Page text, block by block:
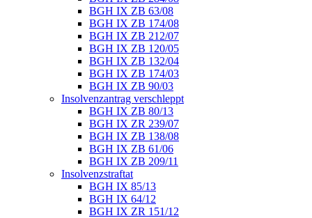
BGH IX ZB 63/08
BGH IX ZB 174/08
BGH IX ZB 212/07
BGH IX ZB 120/05
BGH IX ZB 132/04
BGH IX ZB 174/03
BGH IX ZB 90/03
Insolvenzantrag verschleppt
BGH IX ZB 80/13
BGH IX ZR 239/07
BGH IX ZB 138/08
BGH IX ZB 61/06
BGH IX ZB 209/11
Insolvenzstraftat
BGH IX 85/13
BGH IX 64/12
BGH IX ZR 151/12